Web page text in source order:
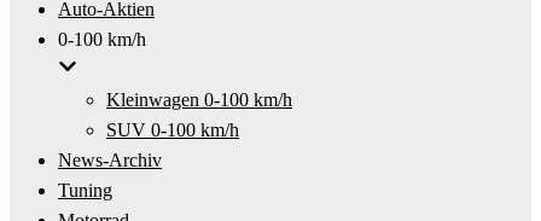
Auto-Aktien
0-100 km/h
Kleinwagen 0-100 km/h
SUV 0-100 km/h
News-Archiv
Tuning